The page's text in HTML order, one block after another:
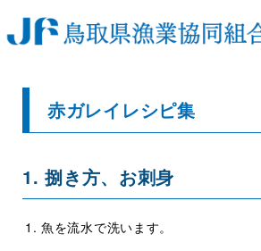
赤ガレイレシピ集
1. 捌き方、お刺身
魚を流水で洗います。